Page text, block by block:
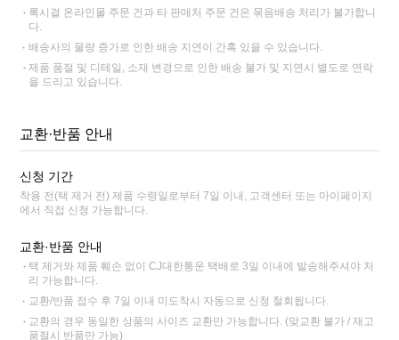
록시걸 온라인몰 주문 건과 타 판매처 주문 건은 묶음배송 처리가 불가합니
다.
배송사의 물량 증가로 인한 배송 지연이 간혹 있을 수 있습니다.
제품 품절 및 디테일, 소재 변경으로 인한 배송 불가 및 지연시 별도로 연락
을 드리고 있습니다.
교환·반품 안내
신청 기간
착용 전(택 제거 전) 제품 수령일로부터 7일 이내, 고객센터 또는 마이페이지
에서 직접 신청 가능합니다.
교환·반품 안내
택 제거와 제품 훼손 없이 CJ대한통운 택배로 3일 이내에 발송해주셔야 처
리 가능합니다.
교환/반품 접수 후 7일 이내 미도착시 자동으로 신청 철회됩니다.
교환의 경우 동일한 상품의 사이즈 교환만 가능합니다. (맞교환 불가 / 재고
품절시 반품만 가능)